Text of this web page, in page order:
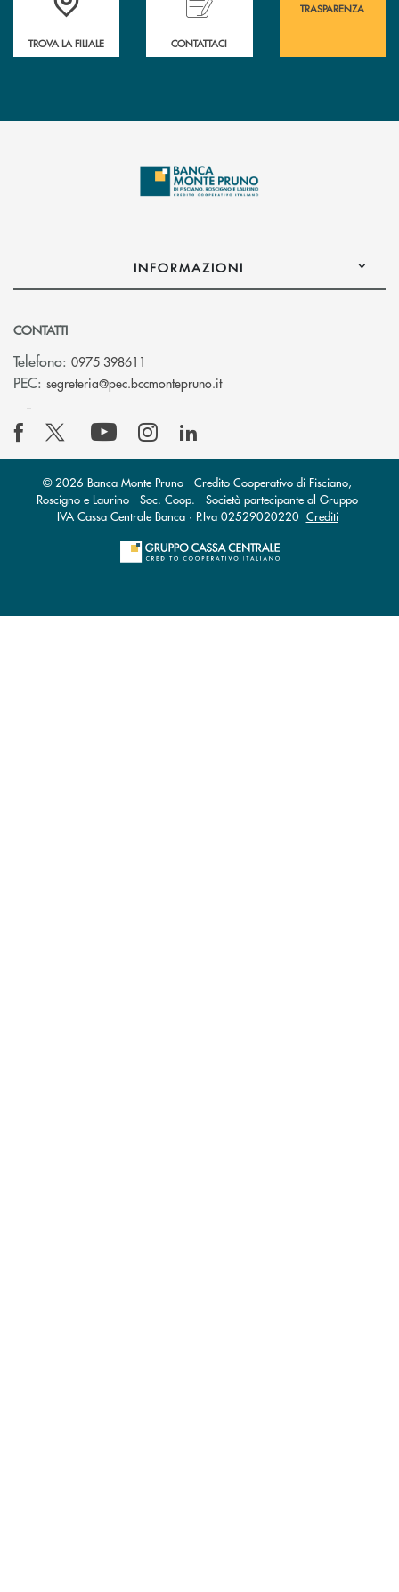
TROVA LA FILIALE CONTATTACI
TRASPARENZA
INFORMAZIONI
CONTATTI
Telefono: 0975 398611
PEC: segreteria@pec.bccmontepruno.it(si apre l’app di posta
© 2026 Banca Monte Pruno - Credito Cooperativo di Fisciano,
Roscigno e Laurino - Soc. Coop. - Società partecipante al Gruppo
IVA Cassa Centrale Banca · P.Iva 02529020220 Crediti